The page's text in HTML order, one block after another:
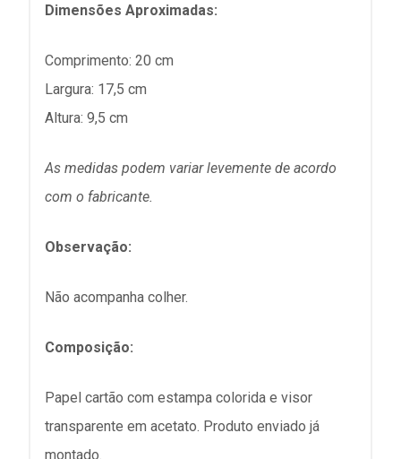
Dimensões Aproximadas:
Comprimento: 20 cm
Largura: 17,5 cm
Altura: 9,5 cm
As medidas podem variar levemente de acordo
com o fabricante.
Observação:
Não acompanha colher.
Composição:
Papel cartão com estampa colorida e visor
transparente em acetato. Produto enviado já
montado.